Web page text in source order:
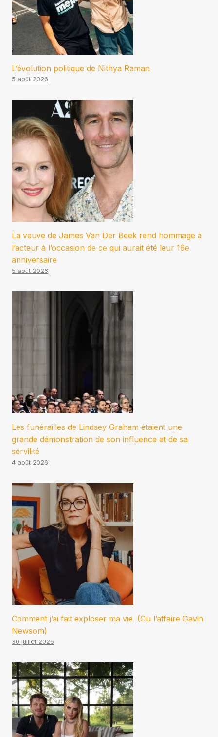
L’évolution politique de Nithya Raman
5 août 2026
La veuve de James Van Der Beek rend hommage à
l’acteur à l’occasion de ce qui aurait été leur 16e
anniversaire
5 août 2026
Les funérailles de Lindsey Graham étaient une
grande démonstration de son influence et de sa
servilité
4 août 2026
Comment j’ai fait exploser ma vie. (Ou l’affaire Gavin
Newsom)
30 juillet 2026